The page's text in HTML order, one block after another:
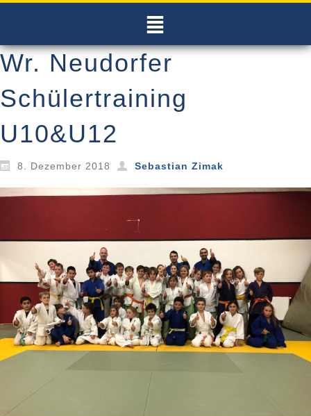
Wr. Neudorfer
Schülertraining
U10&U12
8. Dezember 2018 Sebastian Zimak